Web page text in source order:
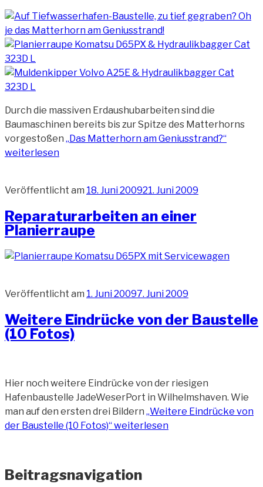
Durch die massiven Erdaushubarbeiten sind die
Baumaschinen bereits bis zur Spitze des Matterhorns
vorgestoßen „Das Matterhorn am Geniusstrand?“
weiterlesen
Veröffentlicht am 18. Juni 200921. Juni 2009
Reparaturarbeiten an einer
Planierraupe
Veröffentlicht am 1. Juni 20097. Juni 2009
Weitere Eindrücke von der Baustelle
(10 Fotos)
Hier noch weitere Eindrücke von der riesigen
Hafenbaustelle JadeWeserPort in Wilhelmshaven. Wie
man auf den ersten drei Bildern „Weitere Eindrücke von
der Baustelle (10 Fotos)“weiterlesen
Beitragsnavigation